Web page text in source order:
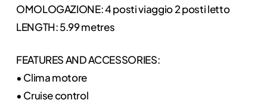
OMOLOGAZIONE: 4 posti viaggio 2 posti letto
LENGTH: 5.99 metres
FEATURES AND ACCESSORIES:
• Clima motore
• Cruise control